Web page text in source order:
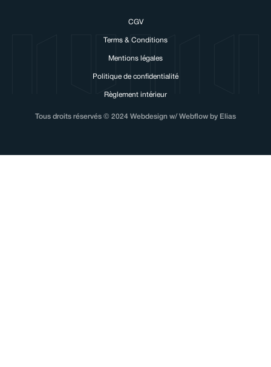
CGV
Terms & Conditions
Mentions légales
Politique de confidentialité
Règlement intérieur
Tous droits réservés © 2024 Webdesign w/ Webflow by Elias